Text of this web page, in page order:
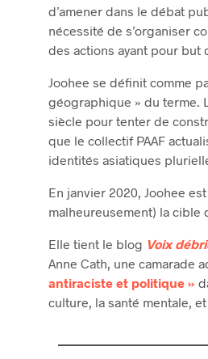
d’amener dans le débat
nécessité de s’organiser
des actions ayant pour but
Joohee se définit comme
géographique » du terme.
siècle pour tenter de
que le collectif PAAF
identités asiatiques
En janvier 2020, Joohee
malheureusement) la cible
Elle tient le blog Voix
Anne Cath, une camarade
antiraciste et politique »
culture, la santé mentale,